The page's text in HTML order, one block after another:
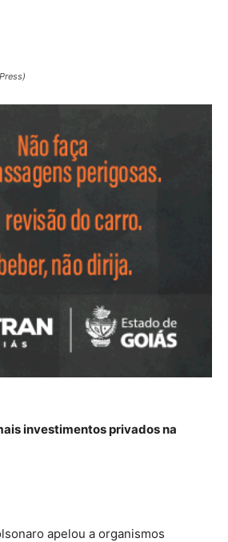
investimentos privados na
apelou a organismos